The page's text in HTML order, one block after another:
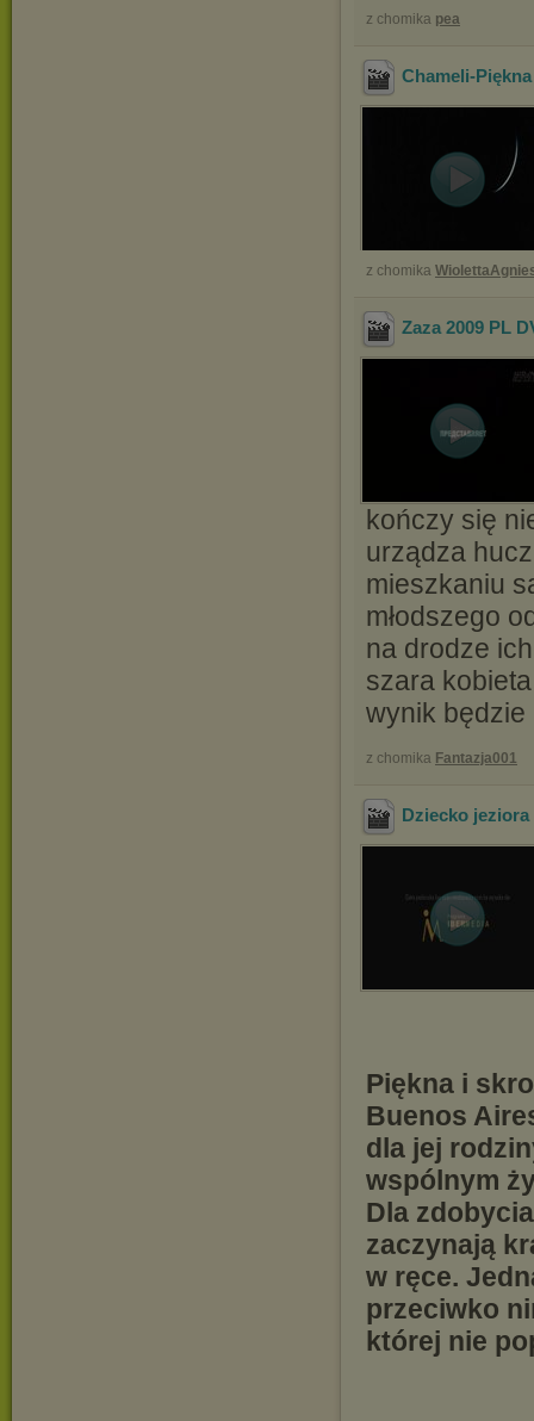
z chomika pea
Chameli-
z chomika
Zaza 2009 PL
kończy się
urządza
mieszkaniu
młodszego
na drodze
szara
wynik będzie
z chomika Fantazja001
Dziecko jeziora
Piękna i
Buenos
dla jej
wspólnym
Dla
zaczynają
w ręce.
przeciwko
której nie